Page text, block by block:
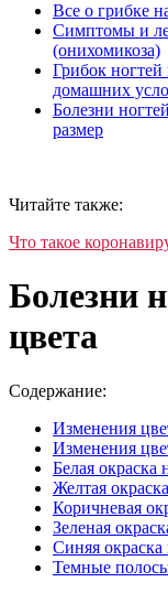
Все о грибке
Симптомы и
(онихомикоза)
Грибок ногтей
домашних
Болезни
размер
Читайте также:
Что такое
Болезни
цвета
Содержание:
Изменения
Изменения
Белая окраска
Желтая
Коричневая
Зеленая
Синяя окраска
Темные